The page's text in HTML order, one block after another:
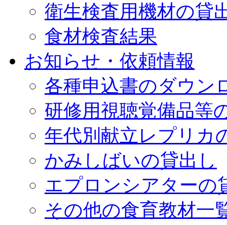
衛生検査用機材の貸
食材検査結果
お知らせ・依頼情報
各種申込書のダウン
研修用視聴覚備品等
年代別献立レプリカ
かみしばいの貸出し
エプロンシアターの
その他の食育教材一